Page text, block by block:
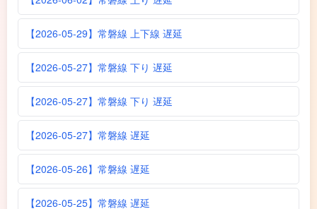
【2026-05-29】常磐線 上下線 遅延
【2026-05-27】常磐線 下り 遅延
【2026-05-27】常磐線 下り 遅延
【2026-05-27】常磐線 遅延
【2026-05-26】常磐線 遅延
【2026-05-25】常磐線 遅延